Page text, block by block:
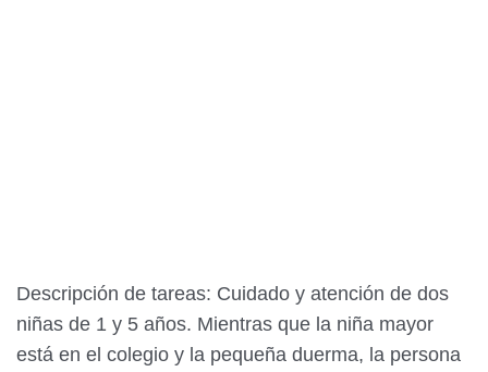
Descripción de tareas: Cuidado y atención de dos
niñas de 1 y 5 años. Mientras que la niña mayor
está en el colegio y la pequeña duerma, la persona